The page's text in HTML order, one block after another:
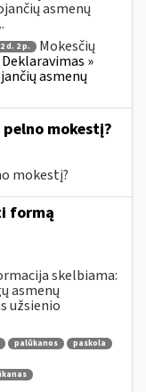
asmenų
d. 2 p.
Mokesčių
»
asmenų
mokestį?
mokestį?
formą
skelbiama:
asmenų
užsienio
palūkanos
paskola